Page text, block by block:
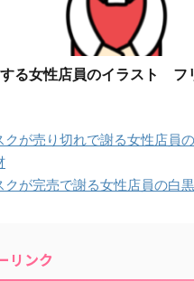
る女性店員のイラスト フ
クが売り切れで謝る女性店員
クが完売で謝る女性店員の白
リンク